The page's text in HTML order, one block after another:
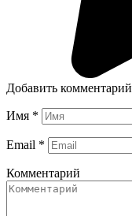
Добавить комментарий
Имя *
Email *
Комментарий